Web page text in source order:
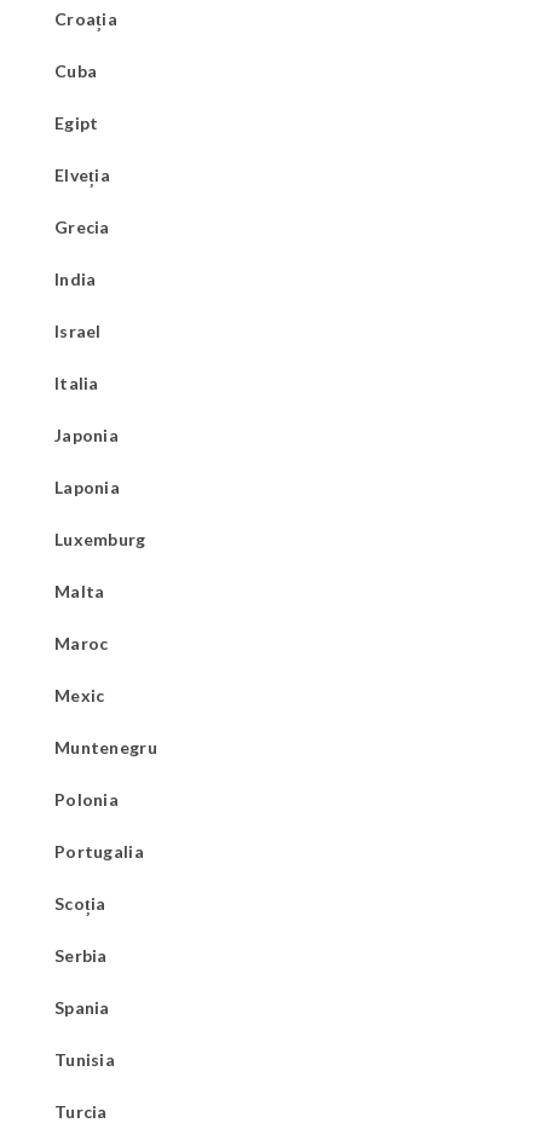
Croația
Cuba
Egipt
Elveția
Grecia
India
Israel
Italia
Japonia
Laponia
Luxemburg
Malta
Maroc
Mexic
Muntenegru
Polonia
Portugalia
Scoția
Serbia
Spania
Tunisia
Turcia